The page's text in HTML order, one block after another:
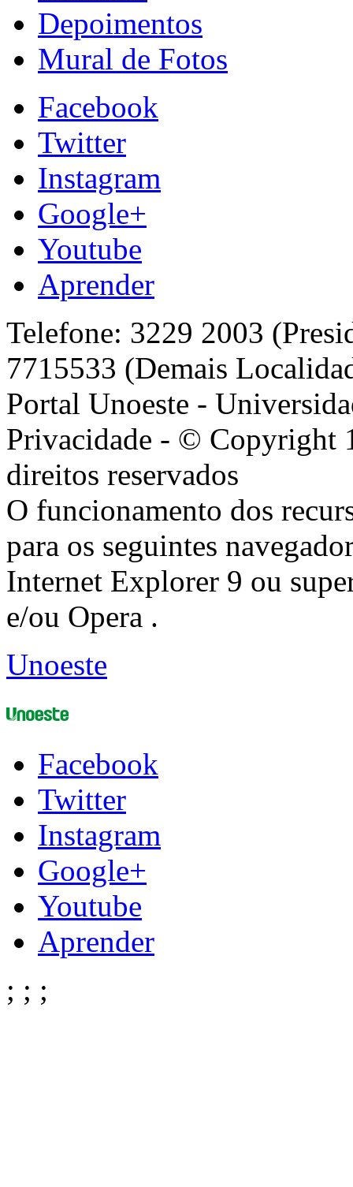
Depoimentos
Mural de Fotos
Facebook
Twitter
Instagram
Google+
Youtube
Aprender
Telefone: 3229 2003
7715533 (Demais
Portal Unoeste -
Privacidade - © Copyright
direitos reservados
O funcionamento dos
para os seguintes
Internet Explorer 9 ou
e/ou Opera .
Unoeste
Facebook
Twitter
Instagram
Google+
Youtube
Aprender
; ; ;